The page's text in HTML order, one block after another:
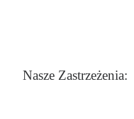
Nasze Zastrzeżenia: